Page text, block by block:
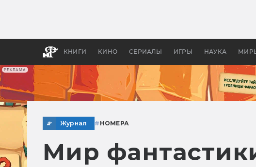
РЕКЛАМА
КНИГИ КИНО СЕРИАЛЫ ИГРЫ НАУКА
бы «Властелина
Журнал # НОМЕРА
Мир